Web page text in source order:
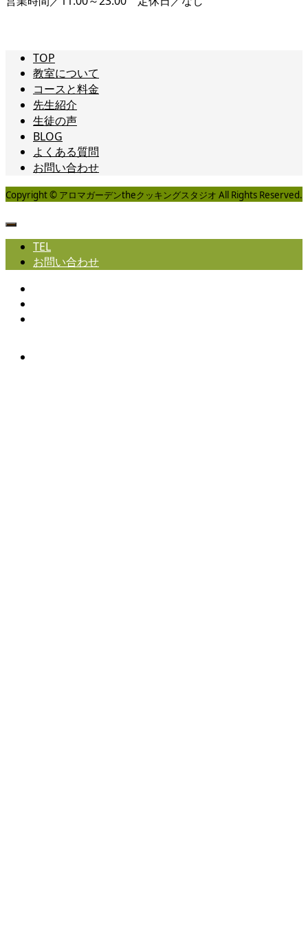
TOP
教室について
コースと料金
先生紹介
生徒の声
BLOG
よくある質問
お問い合わせ
Copyright © アロマガーデンtheクッキングスタジオ All Rights Reserved.
TEL
お問い合わせ